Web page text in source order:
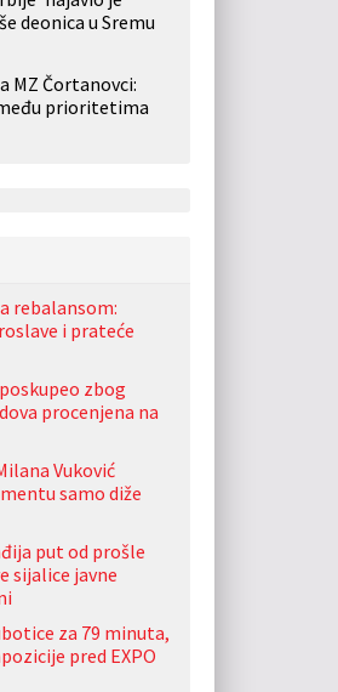
deonica u Sremu
MZ Čortanovci:
prioritetima
rebalansom:
i prateće
zbog
procenjena na
Vuković
samo diže
put od prošle
sijalice javne
za 79 minuta,
pred EXPO